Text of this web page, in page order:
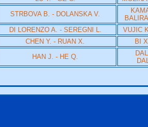
STRBOVA B. - DOLANSKA V.
DI LORENZO A. - SEREGNI L.
VUJIC
CHEN Y. - RUAN X.
BI
HAN J. - HE Q.